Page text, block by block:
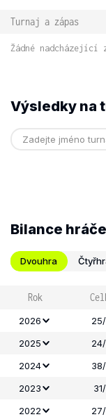
Turnaj a zápas
Žádné nadcházející
Výsledky na
Bilance hráče
Dvouhra
Rok
2026
2025
2024
2023
2022